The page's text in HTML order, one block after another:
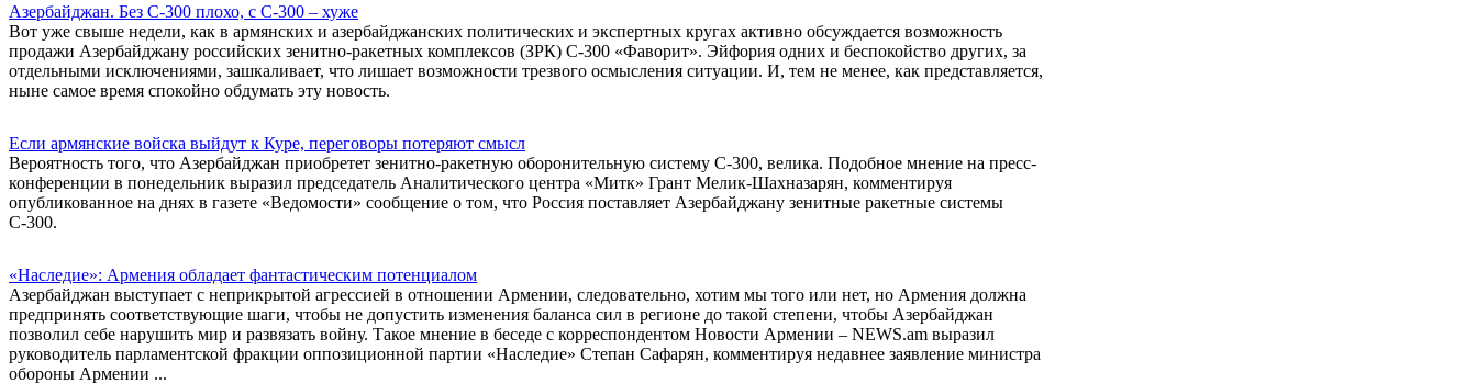
Азербайджан. Без С-300 плохо, с С-300 – хуже
Вот уже свыше недели, как в армянских и азербайджанских политических и экспертных кругах активно обсуждается возможность
продажи Азербайджану российских зенитно-ракетных комплексов (ЗРК) С-300 «Фаворит». Эйфория одних и беспокойство других, за
отдельными исключениями, зашкаливает, что лишает возможности трезвого осмысления ситуации. И, тем не менее, как представляется,
ныне самое время спокойно обдумать эту новость.
Если армянские войска выйдут к Куре, переговоры потеряют смысл
Вероятность того, что Азербайджан приобретет зенитно-ракетную оборонительную систему C-300, велика. Подобное мнение на пресс-
конференции в понедельник выразил председатель Аналитического центра «Митк» Грант Мелик-Шахназарян, комментируя
опубликованное на днях в газете «Ведомости» сообщение о том, что Россия поставляет Азербайджану зенитные ракетные системы
С-300.
«Наследие»: Армения обладает фантастическим потенциалом
Азербайджан выступает с неприкрытой агрессией в отношении Армении, следовательно, хотим мы того или нет, но Армения должна
предпринять соответствующие шаги, чтобы не допустить изменения баланса сил в регионе до такой степени, чтобы Азербайджан
позволил себе нарушить мир и развязать войну. Такое мнение в беседе с корреспондентом Новости Армении – NEWS.am выразил
руководитель парламентской фракции оппозиционной партии «Наследие» Степан Сафарян, комментируя недавнее заявление министра
обороны Армении ...